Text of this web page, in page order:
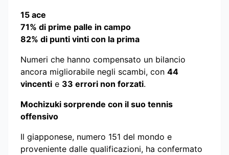
15 ace
71% di prime palle in campo
82% di punti vinti con la prima
Numeri che hanno compensato un bilancio
ancora migliorabile negli scambi, con 44
vincenti e 33 errori non forzati.
Mochizuki sorprende con il suo tennis
offensivo
Il giapponese, numero 151 del mondo e
proveniente dalle qualificazioni, ha confermato